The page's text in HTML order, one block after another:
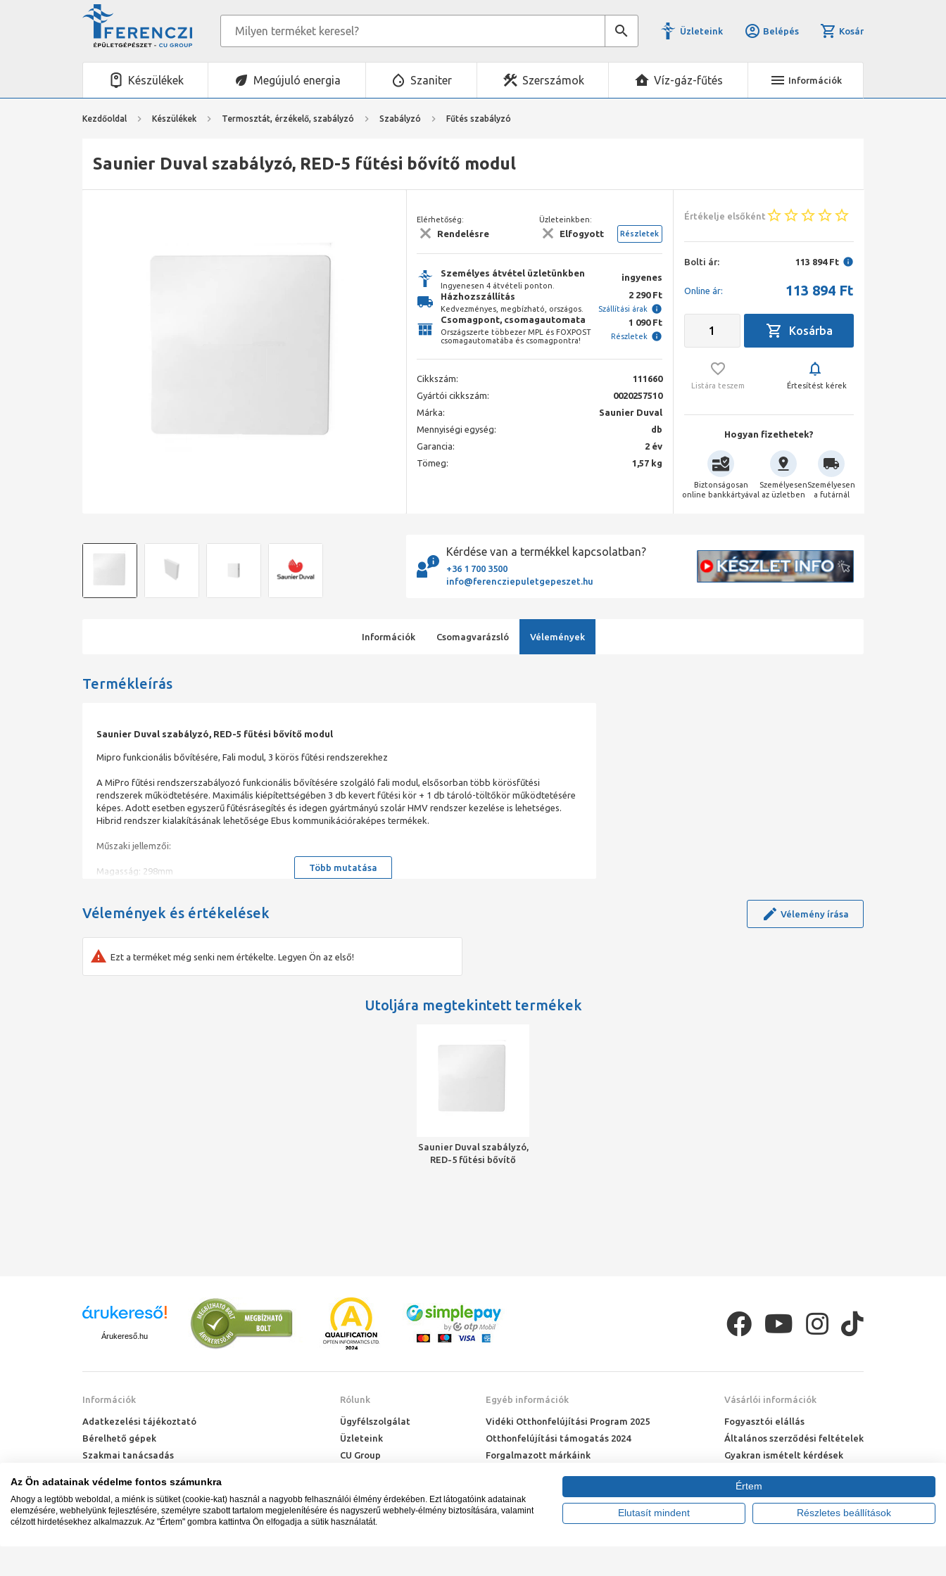
Üzleteink Belépés Kosár
Készülékek Megújuló energia Szaniter Szerszámok Víz-gáz-fűtés Információk
Kezdőoldal Készülékek Termosztát, érzékelő, szabályzó Szabályzó Fűtés szabályzó
Saunier Duval szabályzó, RED-5 fűtési bővítő modul
Elérhetőség:
Rendelésre
Üzleteinkben:
Elfogyott Részletek
Személyes átvétel üzletünkben
Ingyenesen 4 átvételi ponton.
ingyenes
Házhozszállítás
Kedvezményes, megbízható, országos.
2 290 Ft
Szállítási árak
Csomagpont, csomagautomata
Országszerte többezer MPL és FOXPOST
csomagautomatába és csomagpontra!
1 090 Ft
Részletek
Cikkszám:
111660
Gyártói cikkszám:
0020257510
Márka:
Saunier Duval
Mennyiségi egység:
db
Garancia:
2 év
Tömeg:
1,57 kg
Értékelje elsőként
Bolti ár: 113 894 Ft
Online ár: 113 894 Ft
Listára teszem Értesítést kérek
Hogyan fizethetek?
Biztonságosan
online bankkártyával
Személyesen
az üzletben
Személyesen
a futárnál
Kérdése van a termékkel kapcsolatban?
+36 1 700 3500
info@ferencziepuletgepeszet.hu
Információk Csomagvarázsló Vélemények
Termékleírás
Saunier Duval szabályzó, RED-5 fűtési bővítő modul
Mipro funkcionális bővítésére, Fali modul, 3 körös fűtési rendszerekhez
A MiPro fűtési rendszerszabályozó funkcionális bővítésére szolgáló fali modul, elsősorban több körösfűtési
rendszerek működtetésére. Maximális kiépítettségében 3 db kevert fűtési kör + 1 db tároló-töltőkör működtetésére
képes. Adott esetben egyszerű fűtésrásegítés és idegen gyártmányú szolár HMV rendszer kezelése is lehetséges.
Hibrid rendszer kialakításának lehetősége Ebus kommunikációraképes termékek.
Műszaki jellemzői:
Magasság: 298mm
Relatív páratartalom: 20-95%
Környezeti hőmérséklet: 0-60°C
Védettség: IP20
Csatlakozás módja: Y
Több mutatása
Vélemények és értékelések Vélemény írása
Ezt a terméket még senki nem értékelte. Legyen Ön az első!
Utoljára megtekintett termékek
Saunier Duval szabályzó,
RED-5 fűtési bővítő
Árukereső.hu
Információk
Adatkezelési tájékoztató
Bérelhető gépek
Szakmai tanácsadás
Hőszivattyú kalkulátor
Rólunk
Ügyfélszolgálat
Üzleteink
CU Group
Egyéb információk
Vidéki Otthonfelújítási Program 2025
Otthonfelújítási támogatás 2024
Forgalmazott márkáink
Adatkezelési kérelem
Vásárlói információk
Fogyasztói elállás
Általános szerződési feltételek
Gyakran ismételt kérdések
Fizetési feltételek
Házhozszállítás
Az Ön adatainak védelme fontos számunkra
Ahogy a legtöbb weboldal, a miénk is sütiket (cookie-kat) használ a nagyobb felhasználói élmény érdekében. Ezt látogatóink adatainak
elemzésére, webhelyünk fejlesztésére, személyre szabott tartalom megjelenítésére és nagyszerű webhely-élmény biztosítására, valamint
célzott hirdetésekhez alkalmazzuk. Az "Értem" gombra kattintva Ön elfogadja a sütik használatát.
Értem
Elutasít mindent Részletes beállítások